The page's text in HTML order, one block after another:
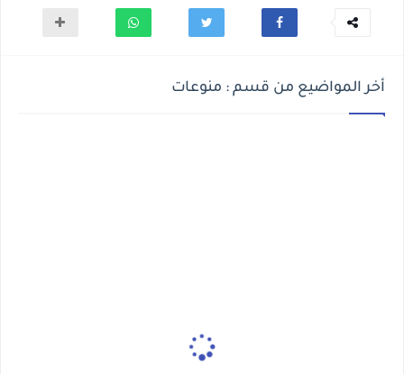
أخر المواضيع من قسم : منوعات